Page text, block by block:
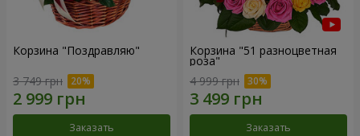
Корзина "Поздравляю"
3 749 грн
Заказать
Корзина "51 разноцветная
роза"
4 999 грн
Заказать